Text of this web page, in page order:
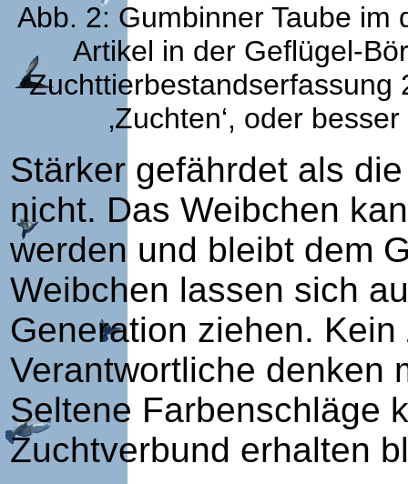
Abb. 2: Gumbinner Taube
Artikel in der Geflügel-
Zuchttierbestandserfassung
‚Zuchten‘, oder
Stärker gefährdet als
nicht. Das Weibchen
werden und bleibt dem
Weibchen lassen sich
Generation ziehen.
Verantwortliche denken
Seltene Farbenschläge
Zuchtverbund erhalten